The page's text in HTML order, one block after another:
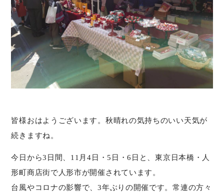
皆様おはようございます。秋晴れの気持ちのいい天気が
続きますね。
今日から3日間、11月4日・5日・6日と、東京日本橋・人
形町商店街で人形市が開催されています。
台風やコロナの影響で、3年ぶりの開催です。常連の方々